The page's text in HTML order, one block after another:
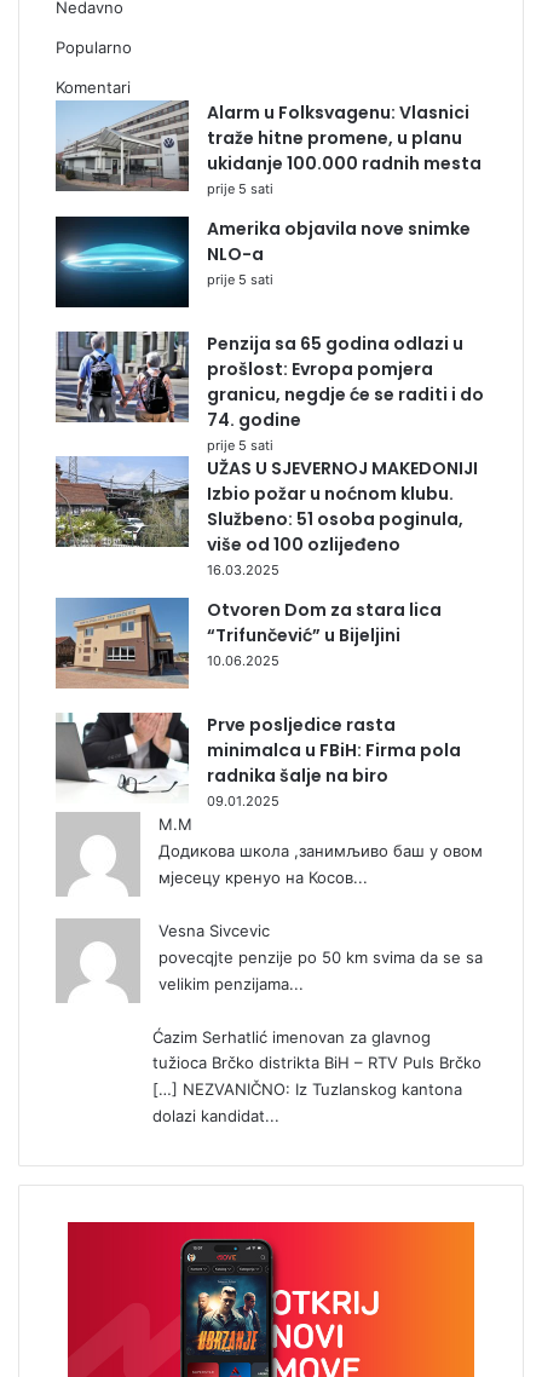
Nedavno
Popularno
Komentari
Alarm u Folksvagenu: Vlasnici
traže hitne promene, u planu
ukidanje 100.000 radnih mesta
prije 5 sati
Amerika objavila nove snimke
NLO-a
prije 5 sati
Penzija sa 65 godina odlazi u
prošlost: Evropa pomjera
granicu, negdje će se raditi i do
74. godine
prije 5 sati
UŽAS U SJEVERNOJ MAKEDONIJI
Izbio požar u noćnom klubu.
Službeno: 51 osoba poginula,
više od 100 ozlijeđeno
16.03.2025
Otvoren Dom za stara lica
“Trifunčević” u Bijeljini
10.06.2025
Prve posljedice rasta
minimalca u FBiH: Firma pola
radnika šalje na biro
09.01.2025
М.М
Додикова школа ,занимљиво баш у овом
мјесецу кренуо на Косов...
Vesna Sivcevic
povecqjte penzije po 50 km svima da se sa
velikim penzijama...
Ćazim Serhatlić imenovan za glavnog
tužioca Brčko distrikta BiH – RTV Puls Brčko
[…] NEZVANIČNO: Iz Tuzlanskog kantona
dolazi kandidat...